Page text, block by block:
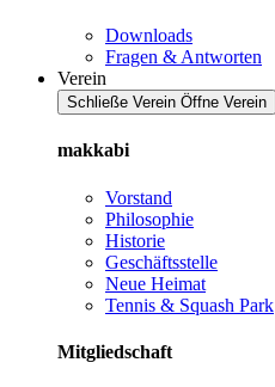
Downloads
Fragen & Antworten
Verein
Schließe Verein Öffne Verein
makkabi
Vorstand
Philosophie
Historie
Geschäftsstelle
Neue Heimat
Tennis & Squash Park
Mitgliedschaft